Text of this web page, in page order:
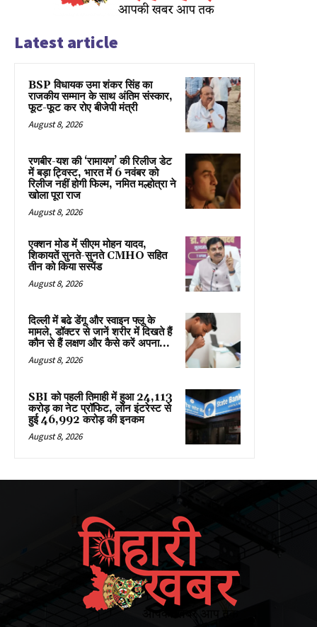
Latest article
BSP विधायक उमा शंकर सिंह का
राजकीय सम्मान के साथ अंतिम संस्कार,
फूट-फूट कर रोए बीजेपी मंत्री
August 8, 2026
रणबीर-यश की ‘रामायण’ की रिलीज डेट
में बड़ा ट्विस्ट, भारत में 6 नवंबर को
रिलीज नहीं होगी फिल्म, नमित मल्होत्रा ने
खोला पूरा राज
August 8, 2026
एक्शन मोड में सीएम मोहन यादव,
शिकायतें सुनते-सुनते CMHO सहित
तीन को किया सस्पेंड
August 8, 2026
दिल्ली में बढे डेंगू और स्वाइन फ्लू के
मामले, डॉक्टर से जानें शरीर में दिखते हैं
कौन से हैं लक्षण और कैसे करें अपना...
August 8, 2026
SBI को पहली तिमाही में हुआ ₹24,113
करोड़ का नेट प्रॉफिट, लोन इंटरेस्ट से
हुई ₹46,992 करोड़ की इनकम
August 8, 2026